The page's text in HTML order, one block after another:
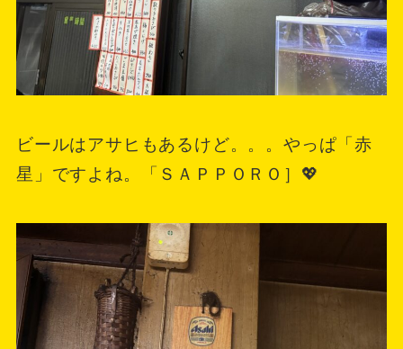
ビールはアサヒもあるけど。。。やっぱ「赤
星」ですよね。「ＳＡＰＰＯＲＯ］💖